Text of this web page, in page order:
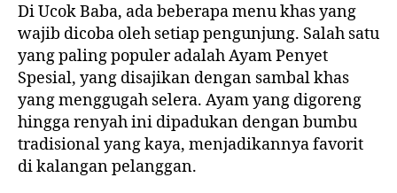
Di Ucok Baba, ada beberapa menu khas yang
wajib dicoba oleh setiap pengunjung. Salah satu
yang paling populer adalah Ayam Penyet
Spesial, yang disajikan dengan sambal khas
yang menggugah selera. Ayam yang digoreng
hingga renyah ini dipadukan dengan bumbu
tradisional yang kaya, menjadikannya favorit
di kalangan pelanggan.